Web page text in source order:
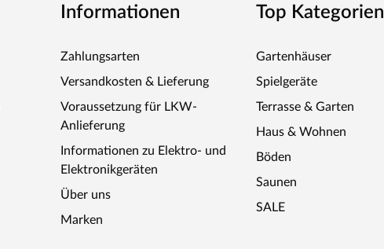
Informationen
Zahlungsarten
Versandkosten & Lieferung
Voraussetzung für LKW-
Anlieferung
Informationen zu Elektro- und
Elektronikgeräten
Über uns
Marken
Top Kategorien
Gartenhäuser
Spielgeräte
Terrasse & Garten
Haus & Wohnen
Böden
Saunen
SALE